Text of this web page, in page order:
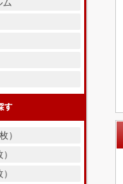
ム
）